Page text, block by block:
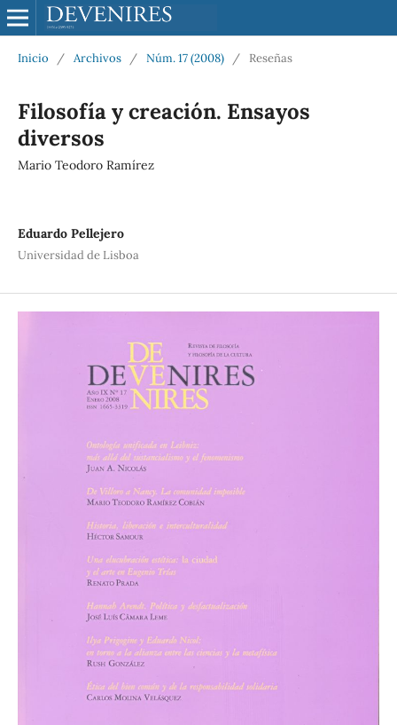
Inicio / Archivos / Núm. 17 (2008) / Reseñas
Filosofía y creación. Ensayos
diversos
Mario Teodoro Ramírez
Eduardo Pellejero
Universidad de Lisboa